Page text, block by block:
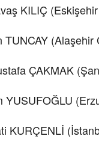
KILIÇ
TUNCAY (Alaşehir
ÇAKMAK
YUSUFOĞLU
KURÇENLİ